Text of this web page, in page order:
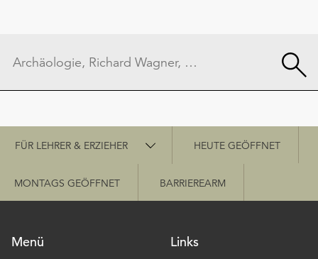
Schnellzugriff
FÜR LEHRER & ERZIEHER HEUTE GEÖFFNET
MONTAGS GEÖFFNET BARRIEREARM
Menü
Links